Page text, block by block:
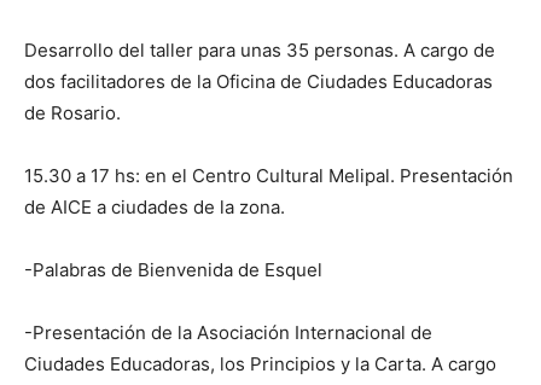
Desarrollo del taller para unas 35 personas. A cargo de
dos facilitadores de la Oficina de Ciudades Educadoras
de Rosario.
15.30 a 17 hs: en el Centro Cultural Melipal. Presentación
de AICE a ciudades de la zona.
-Palabras de Bienvenida de Esquel
-Presentación de la Asociación Internacional de
Ciudades Educadoras, los Principios y la Carta. A cargo